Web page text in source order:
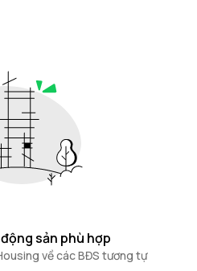
sản phù hợp
về các BĐS tương tự